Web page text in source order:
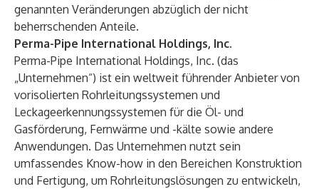
genannten Veränderungen abzüglich der nicht
beherrschenden Anteile.
Perma-Pipe International Holdings, Inc.
Perma-Pipe International Holdings, Inc. (das
„Unternehmen“) ist ein weltweit führender Anbieter von
vorisolierten Rohrleitungssystemen und
Leckageerkennungssystemen für die Öl- und
Gasförderung, Fernwärme und -kälte sowie andere
Anwendungen. Das Unternehmen nutzt sein
umfassendes Know-how in den Bereichen Konstruktion
und Fertigung, um Rohrleitungslösungen zu entwickeln,